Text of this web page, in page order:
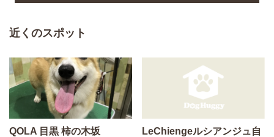
近くのスポット
QOLA 目黒 柿の木坂
LeChiengeルシアンジュ自